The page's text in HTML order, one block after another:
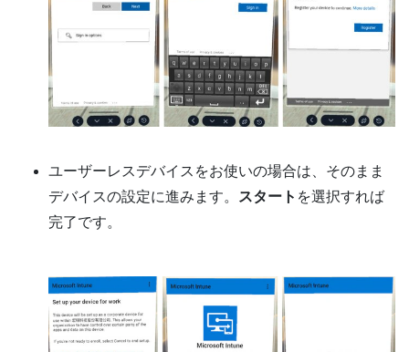
ユーザーレスデバイスをお使いの場合は、そのまま
デバイスの設定に進みます。 スタート を選択すれば
完了です。